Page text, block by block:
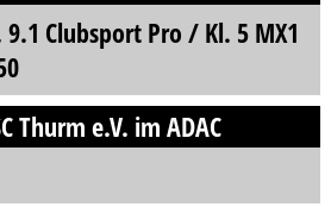
Clubsport Pro / Kl. 5 MX1
Thurm e.V. im ADAC